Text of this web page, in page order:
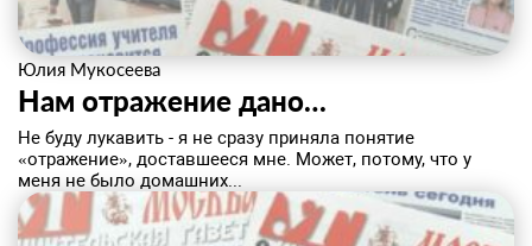
Юлия Мукосеева
Нам отражение дано…
​Не буду лукавить - я не сразу приняла понятие
«отражение», доставшееся мне. Может, потому, что у
меня не было домашних...